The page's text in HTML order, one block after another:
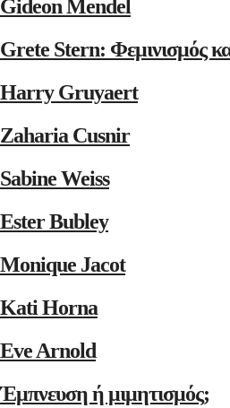
Gideon Mendel
Grete Stern: Φεμινισμός
Harry Gruyaert
Zaharia Cusnir
Sabine Weiss
Ester Bubley
Monique Jacot
Kati Horna
Eve Arnold
Έμπνευση ή μιμητισμός;